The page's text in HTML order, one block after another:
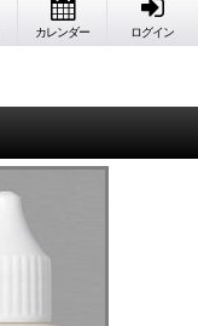
カレンダー ログイン